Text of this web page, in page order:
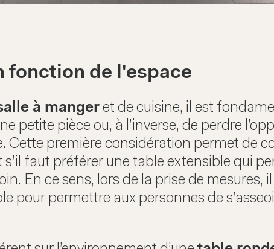
fonction de l'espace
à manger et de cuisine, il est
petite pièce ou, à l’inverse, de perdre
Cette première considération permet de
s’il faut préférer une table extensible qui
En ce sens, lors de la prise de mesures,
pour permettre aux personnes de